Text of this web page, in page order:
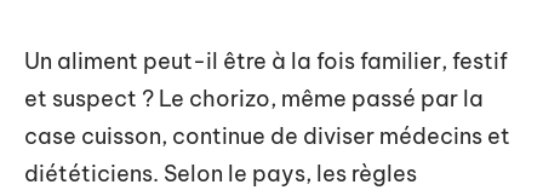
Un aliment peut-il être à la fois familier, festif
et suspect ? Le chorizo, même passé par la
case cuisson, continue de diviser médecins et
diététiciens. Selon le pays, les règles